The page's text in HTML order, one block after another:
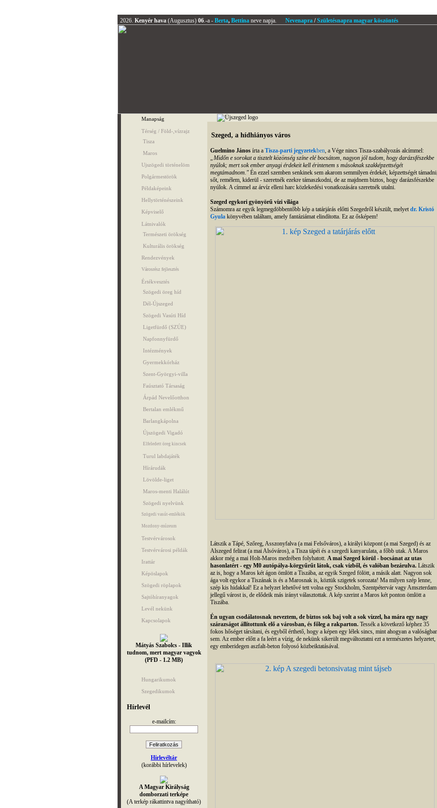
2026. Kenyér hava (Augusztus) 06.-a - Berta, Bettinaneve napja. Nevenapra/Születésnapra magyar köszöntés
Manapság
Térség / Föld-,vízrajz
Tisza
Maros
Ujszögedi történelöm
Polgármestörök
Példaképeink
Hellytörténészeink
Képviselő
Látnivalók
Természeti örökség
Kulturális örökség
Rendezvények
Városrész fejlesztés
Értékvesztés
Szögedi öreg híd
Dél-Újszeged
Szögedi Vasúti Híd
Ligetfürdő (SZÚE)
Napfonnyfürdő
Intézmények
Gyermekkórház
Szent-Györgyi-villa
Faúsztató Társaság
Árpád Nevelőotthon
Bertalan emlékmű
Barlangkápolna
Újszögedi Vigadó
Elfeledett öreg kincsek
Turul labdajáték
Hírárudák
Lövölde-liget
Maros-menti Halálút
Szögedi nyelvünk
Szögedi vasút-emlékök
Mozdony-múzeum
Testvérvárosok
Testvérvárosi példák
Irattár
Képöslapok
Szögedi röplapok
Sajtóhíranyagok
Levél nekünk
Kapcsolapok
Mátyás Szabolcs - Illik
tudnom, mert magyar vagyok
(PFD - 1.2 MB)
Hungarikumok
Szegedikumok
Hírlevél
e-mailcím:
Hírlevéltár
(korábbi hírlevelek)
A Magyar Királyság
domborzati terképe
(A terkép rákattintva nagyítható)
Szeged, a hídhiányos város
Guelmino Jánosírta a Tisza-parti jegyzetekben, a Vége nincs Tisza-szabályozás alcímmel:
„Midőn e sorokat a tisztelt közönség színe elé bocsátom, nagyon jól tudom, hogy darázsfészekbe
nyúlok; mert sok ember anyagi érdekeit kell érintenem s másoknak szakképzettségét
megtámadnom."Én ezzel szemben senkinek sem akarom semmilyen érdekét, képzettségét
sőt, remélem, kiderül - szeretnék ezekre támaszkodni, de az majdnem biztos, hogy darázsfészekbe
nyúlok. A címmel az árvíz elleni harc közlekedési vonatkozására szeretnék utalni.
Szeged egykori gyönyörű vízi világa
Számomra az egyik legmegdöbbentőbb kép a tatárjárás előtti Szegedről készült, melyet dr. Kristó
Gyulakönyvében találtam, amely fantáziámat elindította. Ez az ősképem!
Látszik a Tápé, Szőreg, Asszonyfalva (a mai Felsőváros), a királyi központ (a mai Szeged) és az
Alszeged felirat (a mai Alsóváros), a Tisza tápéi és a szegedi kanyarulata, a főbb utak. A Maros
akkor még a mai Holt-Maros medrében folyhatott. A mai Szeged körül - bocsánat az utas
hasonlatért - egy M0 autópálya-körgyűrűt látok, csak vízből, és valóban bezárulva.Látszik
az is, hogy a Maros két ágon ömlött a Tiszába, az egyik Szeged fölött, a másik alatt. Nagyon sok
ága volt egykor a Tiszának is és a Marosnak is, köztük szigetek sorozata! Ma milyen szép lenne,
szép kis hidakkal! Ez a helyzet lehetővé tett volna egy Stockholm, Szentpétervár vagy Amszterdam
jellegű várost is, de elődeik más irányt választottak. A kép szerint a Maros két ponton ömlött a
Tiszába.
Én ugyan csodálatosnak neveztem, de biztos sok baj volt a sok vízzel, ha mára egy nagy
szárazságot állítottunk elő a városban, és főleg a rakparton.Tessék a következő képhez 35
fokos hőséget társítani, és egyből érthető, hogy a képen egy lélek sincs, mint ahogyan a
sem. Az ember előtt a fa leért a vízig, de nekünk sikerült megváltoztatni ezt a természetes helyzetet,
egy emberidegen aszfalt-beton folyosó közbeiktatásával.